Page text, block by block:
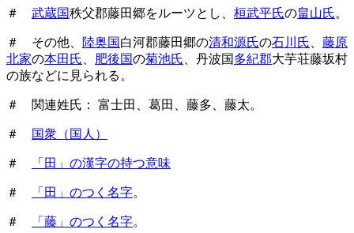
＃ 武蔵国秩父郡藤田郷をルーツとし、 桓武平氏の畠山氏。
＃ その他、 陸奥国白河郡藤田郷の清和源氏の石川氏
藤原
北家の本田氏 肥後国の菊池氏 、丹波国多紀郡大芋荘藤坂村
の族などに見られる。
＃ 関連姓氏： 富士田、葛田、藤多、藤太。
＃ 国衆（国人）
＃ 「田」の漢字の持つ意味
＃ 「田」のつく名字。
＃ 「藤」のつく名字。